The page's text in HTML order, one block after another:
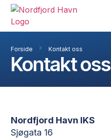
Forside Kontakt oss
Kontakt oss
Nordfjord Havn IKS
Sjøgata 16